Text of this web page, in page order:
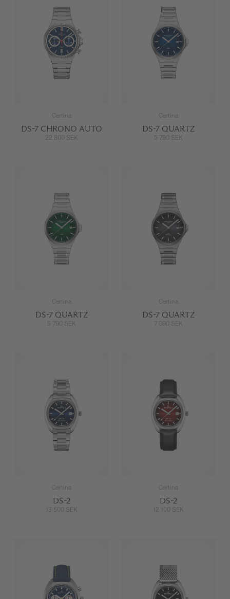
Certina
DS-7 CHRONO AUTO
22 800 SEK
Certina
DS-7 QUARTZ
5 790 SEK
Certina
DS-7 QUARTZ
5 790 SEK
Certina
DS-7 QUARTZ
7 090 SEK
Certina
DS-2
13 500 SEK
Certina
DS-2
12 100 SEK